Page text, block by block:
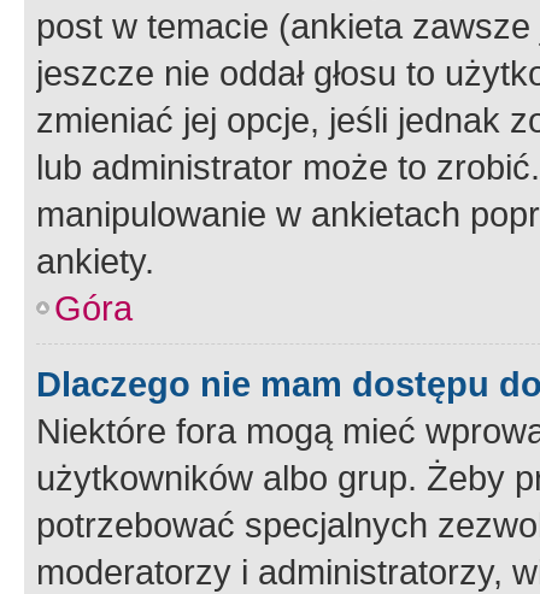
post w temacie (ankieta
jeszcze nie oddał głosu to
zmieniać jej opcje, jeśli jednak
lub administrator może to
manipulowanie w ankietach
ankiety.
Góra
Dlaczego nie mam dostępu
Niektóre fora mogą mieć
użytkowników albo grup. Żeby
potrzebować specjalnych
moderatorzy i administratorzy,